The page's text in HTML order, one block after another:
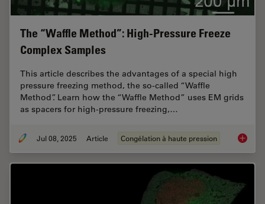
The “Waffle Method”: High-Pressure Freeze
Complex Samples
This article describes the advantages of a special high
pressure freezing method, the so-called “Waffle
Method”. Learn how the “Waffle Method” uses EM grids
as spacers for high-pressure freezing,…
Jul 08, 2025 Article Congélation à haute pression The